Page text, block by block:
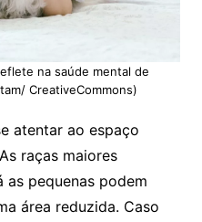
na saúde mental de
CreativeCommons)
atentar ao espaço
raças maiores
as pequenas podem
área reduzida. Caso